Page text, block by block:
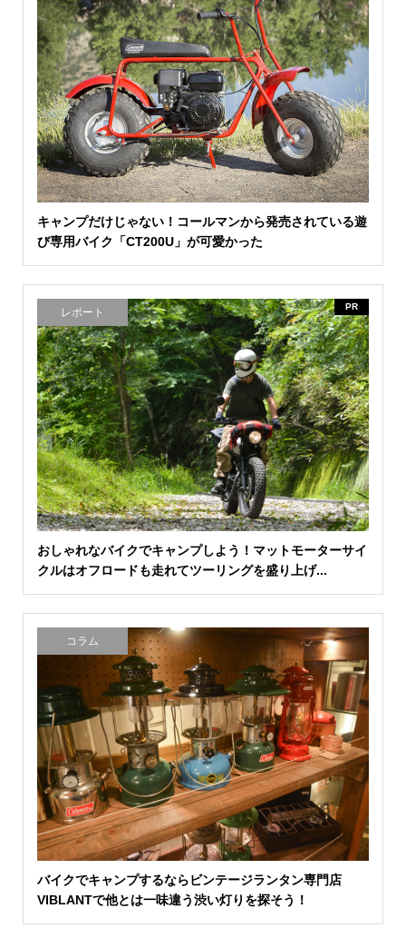
キャンプだけじゃない！コールマンから発売されている遊
び専用バイク「CT200U」が可愛かった
レポート PR
おしゃれなバイクでキャンプしよう！マットモーターサイ
クルはオフロードも走れてツーリングを盛り上げ...
コラム
バイクでキャンプするならビンテージランタン専門店
VIBLANTで他とは一味違う渋い灯りを探そう！